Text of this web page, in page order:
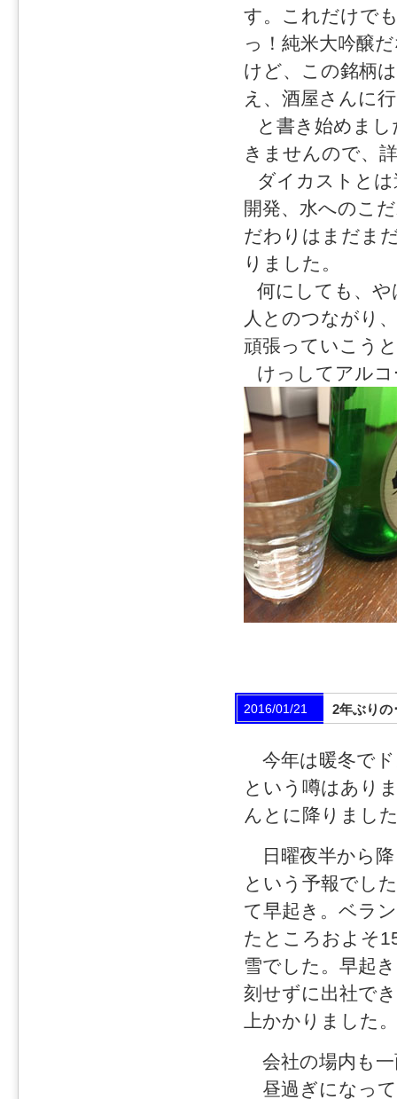
す。これだけで
っ！純米大吟醸
けど、この銘柄
え、酒屋さんに
と書き始めま
きませんので、
ダイカストと
開発、水へのこ
だわりはまだま
りました。
何にしても、
人とのつながり
頑張っていこう
けっしてアル
2016/01/21 2年ぶりの
今年は暖冬で
という噂はあり
んとに降りまし
日曜夜半から
という予報でし
て早起き。ベラ
たところおよそ
雪でした。早起
刻せずに出社で
上かかりました。
会社の場内も一
昼過ぎになっ